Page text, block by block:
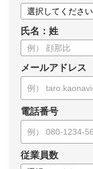
氏名：姓
メールアドレス
電話番号
従業員数